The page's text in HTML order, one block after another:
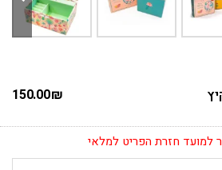
150.00₪
למועד חזרת הפריט למלאי